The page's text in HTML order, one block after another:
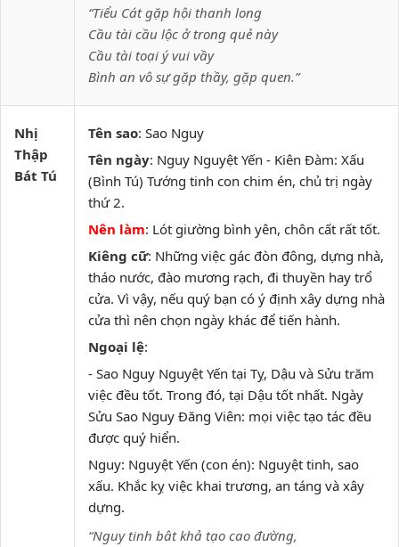
“Tiểu Cát gặp hội thanh long
Cầu tài cầu lộc ở trong quẻ này
Cầu tài toại ý vui vầy
Bình an vô sự gặp thầy, gặp quen.”
Nhị
Thập
Bát Tú
Tên sao: Sao Nguy
Tên ngày: Nguy Nguyệt Yến - Kiên Đàm: Xấu
(Bình Tú) Tướng tinh con chim én, chủ trị ngày
thứ 2.
Nên làm: Lót giường bình yên, chôn cất rất tốt.
Kiêng cữ: Những việc gác đòn đông, dựng nhà,
tháo nước, đào mương rạch, đi thuyền hay trổ
cửa. Vì vậy, nếu quý bạn có ý định xây dựng nhà
cửa thì nên chọn ngày khác để tiến hành.
Ngoại lệ:
- Sao Nguy Nguyệt Yến tại Tỵ, Dậu và Sửu trăm
việc đều tốt. Trong đó, tại Dậu tốt nhất. Ngày
Sửu Sao Nguy Đăng Viên: mọi việc tạo tác đều
được quý hiển.
Nguy: Nguyệt Yến (con én): Nguyệt tinh, sao
xấu. Khắc kỵ việc khai trương, an táng và xây
dựng.
“Nguy tinh bât khả tạo cao đường,